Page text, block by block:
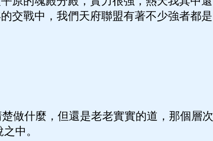
交戰中，我們天府聯盟有著不少強者都是
做什麼，但還是老老實實的道，那個層次
中。